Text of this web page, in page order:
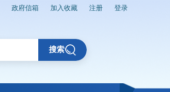
政府信箱 加入收藏 注册 登录
搜索